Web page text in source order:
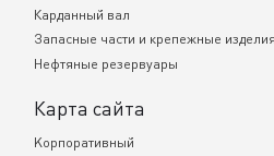
Карданный вал
Запасные части и крепежные изделия
Нефтяные резервуары
Карта сайта
Kорпоративный